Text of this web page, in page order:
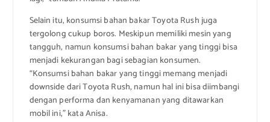
Selain itu, konsumsi bahan bakar Toyota Rush juga
tergolong cukup boros. Meskipun memiliki mesin yang
tangguh, namun konsumsi bahan bakar yang tinggi bisa
menjadi kekurangan bagi sebagian konsumen.
“Konsumsi bahan bakar yang tinggi memang menjadi
downside dari Toyota Rush, namun hal ini bisa diimbangi
dengan performa dan kenyamanan yang ditawarkan
mobil ini,” kata Anisa.